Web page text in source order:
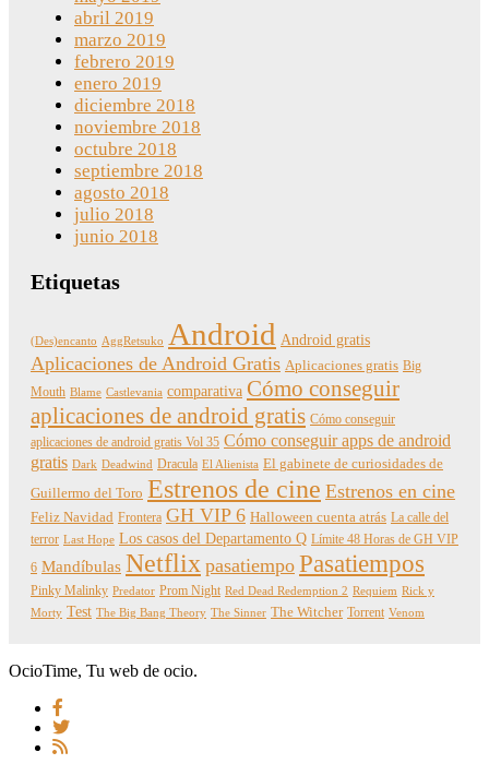
abril 2019
marzo 2019
febrero 2019
enero 2019
diciembre 2018
noviembre 2018
octubre 2018
septiembre 2018
agosto 2018
julio 2018
junio 2018
Etiquetas
(Des)encanto AggRetsuko Android Android gratis
Aplicaciones de Android Gratis Aplicaciones gratis Big
Mouth Blame Castlevania comparativa Cómo conseguir
aplicaciones de android gratis Cómo conseguir
aplicaciones de android gratis Vol 35 Cómo conseguir apps de android
gratis Dark Deadwind Dracula El Alienista El gabinete de curiosidades de
Guillermo del Toro Estrenos de cine Estrenos en cine
Feliz Navidad Frontera GH VIP 6 Halloween cuenta atrás La calle del
terror Last Hope Los casos del Departamento Q Límite 48 Horas de GH VIP
6 Mandíbulas Netflix pasatiempo Pasatiempos
Pinky Malinky Predator Prom Night Red Dead Redemption 2 Requiem Rick y
Morty Test The Big Bang Theory The Sinner The Witcher Torrent Venom
OcioTime, Tu web de ocio.